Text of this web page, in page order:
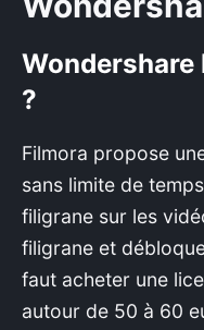
?
Filmora propose
sans limite de
filigrane sur les
filigrane et
faut acheter une
autour de 50 à 60